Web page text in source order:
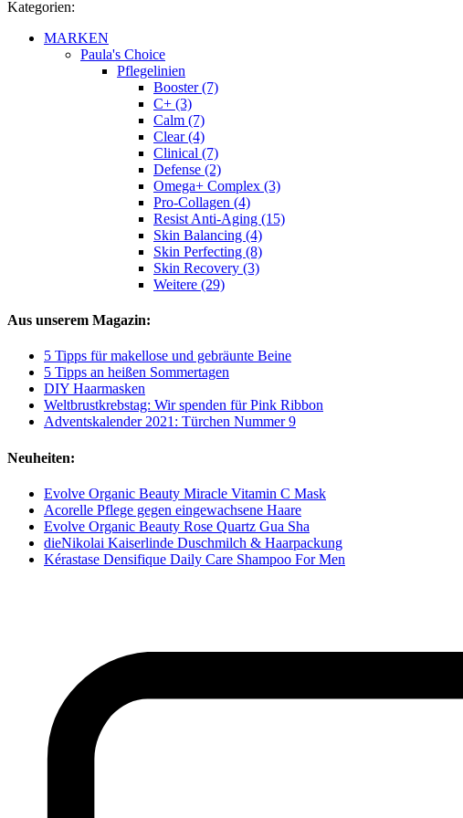
Kategorien:
MARKEN
Paula's Choice
Pflegelinien
Booster (7)
C+ (3)
Calm (7)
Clear (4)
Clinical (7)
Defense (2)
Omega+ Complex (3)
Pro-Collagen (4)
Resist Anti-Aging (15)
Skin Balancing (4)
Skin Perfecting (8)
Skin Recovery (3)
Weitere (29)
Aus unserem Magazin:
5 Tipps für makellose und gebräunte Beine
5 Tipps an heißen Sommertagen
DIY Haarmasken
Weltbrustkrebstag: Wir spenden für Pink Ribbon
Adventskalender 2021: Türchen Nummer 9
Neuheiten:
Evolve Organic Beauty Miracle Vitamin C Mask
Acorelle Pflege gegen eingewachsene Haare
Evolve Organic Beauty Rose Quartz Gua Sha
dieNikolai Kaiserlinde Duschmilch & Haarpackung
Kérastase Densifique Daily Care Shampoo For Men